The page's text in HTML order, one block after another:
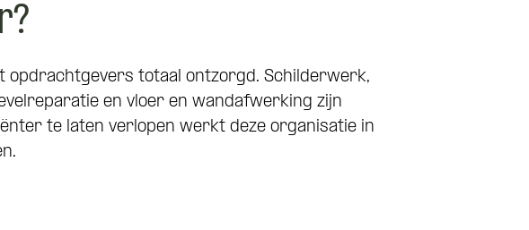
opdrachtgevers totaal ontzorgd. Schilderwerk,
en vloer en wandafwerking zijn
te laten verlopen werkt deze organisatie in